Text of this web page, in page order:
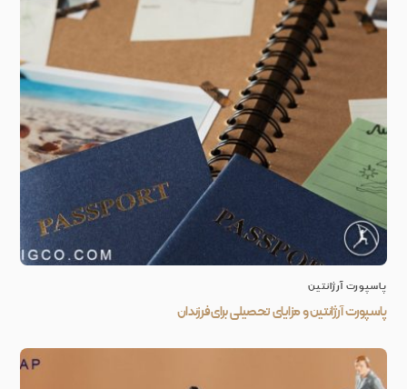
پاسپورت آرژانتین
پاسپورت آرژانتین و مزایای تحصیلی برای فرزندان